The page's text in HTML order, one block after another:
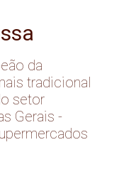
da
tradicional
setor
Gerais -